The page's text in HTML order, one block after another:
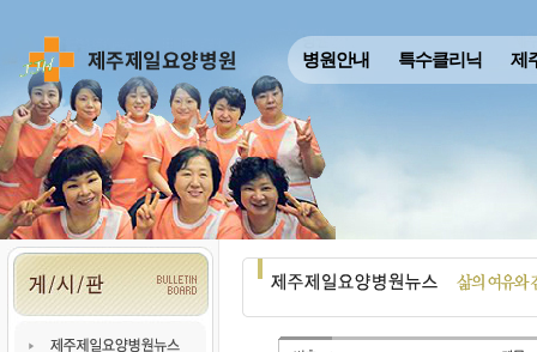
병원안내 특수클리닉 제